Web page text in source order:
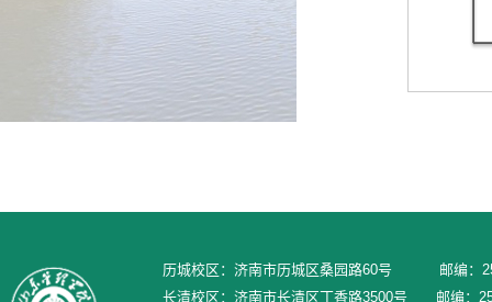
历城校区：济南市历城区桑园路60号 邮编：
长清校区：济南市长清区丁香路3500号 邮编：